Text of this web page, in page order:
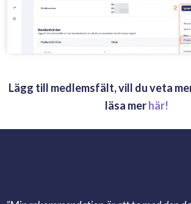
Lägg till medlemsfält, vill du veta
läsa merhär!